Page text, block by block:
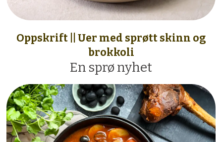
Oppskrift || Uer med sprøtt skinn og
brokkoli
En sprø nyhet